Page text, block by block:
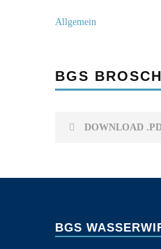
Allgemein
BGS
DOWNLOAD
BGS